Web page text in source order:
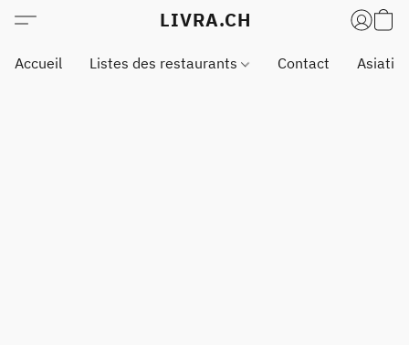
LIVRA.CH
Accueil Listes des restaurants Contact